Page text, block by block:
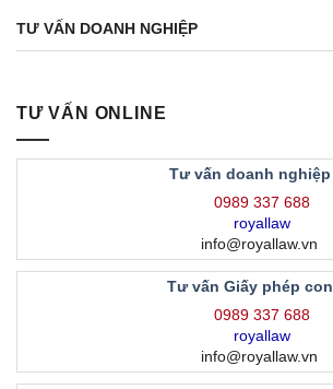
TƯ VẤN DOANH NGHIỆP
TƯ VẤN ONLINE
Tư vấn doanh nghiệp
0989 337 688
royallaw
info@royallaw.vn
Tư vấn Giấy phép con
0989 337 688
royallaw
info@royallaw.vn